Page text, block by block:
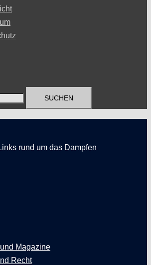
rund um das Dampfen
Magazine
Recht